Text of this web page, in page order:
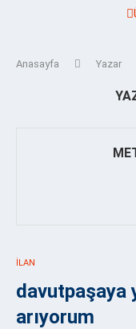
Anasayfa Yazar
İLAN
davutpaşaya
arıyorum